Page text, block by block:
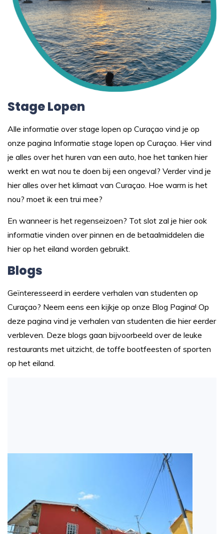
Stage Lopen
Alle informatie over stage lopen op Curaçao vind je op
onze pagina Informatie stage lopen op Curaçao. Hier vind
je alles over het huren van een auto, hoe het tanken hier
werkt en wat nou te doen bij een ongeval? Verder vind je
hier alles over het klimaat van Curaçao. Hoe warm is het
nou? moet ik een trui mee?
En wanneer is het regenseizoen? Tot slot zal je hier ook
informatie vinden over pinnen en de betaalmiddelen die
hier op het eiland worden gebruikt.
Blogs
Geïnteresseerd in eerdere verhalen van studenten op
Curaçao? Neem eens een kijkje op onze Blog Pagina! Op
deze pagina vind je verhalen van studenten die hier eerder
verbleven. Deze blogs gaan bijvoorbeeld over de leuke
restaurants met uitzicht, de toffe bootfeesten of sporten
op het eiland.